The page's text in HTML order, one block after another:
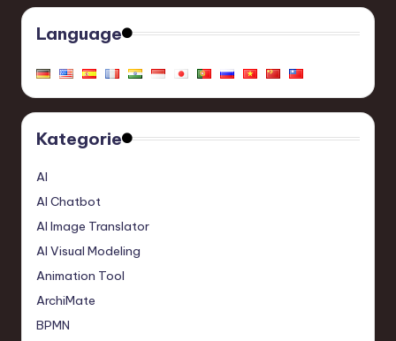
Language
Kategorie
AI
AI Chatbot
AI Image Translator
AI Visual Modeling
Animation Tool
ArchiMate
BPMN